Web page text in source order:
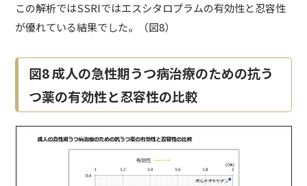
この解析ではSSRIではエスシタロプラムの有効性と忍容性
が優れている結果でした。（図8）
図8 成人の急性期うつ病治療のための抗う
つ薬の有効性と忍容性の比較